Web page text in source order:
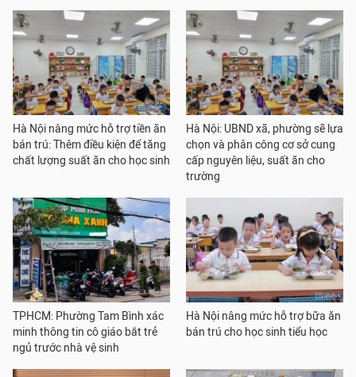
Hà Nội nâng mức hỗ trợ tiền ăn
bán trú: Thêm điều kiện để tăng
chất lượng suất ăn cho học sinh
Hà Nội: UBND xã, phường sẽ lựa
chọn và phân công cơ sở cung
cấp nguyên liệu, suất ăn cho
trường
TPHCM: Phường Tam Bình xác
minh thông tin cô giáo bắt trẻ
ngủ trước nhà vệ sinh
Hà Nội nâng mức hỗ trợ bữa ăn
bán trú cho học sinh tiểu học